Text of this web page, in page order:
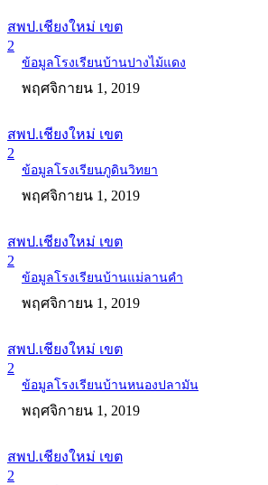
สพป.เชียงใหม่ เขต
2
ข้อมูลโรงเรียนบ้านปางไม้แดง
พฤศจิกายน 1, 2019
สพป.เชียงใหม่ เขต
2
ข้อมูลโรงเรียนภูดินวิทยา
พฤศจิกายน 1, 2019
สพป.เชียงใหม่ เขต
2
ข้อมูลโรงเรียนบ้านแม่ลานคำ
พฤศจิกายน 1, 2019
สพป.เชียงใหม่ เขต
2
ข้อมูลโรงเรียนบ้านหนองปลามัน
พฤศจิกายน 1, 2019
สพป.เชียงใหม่ เขต
2